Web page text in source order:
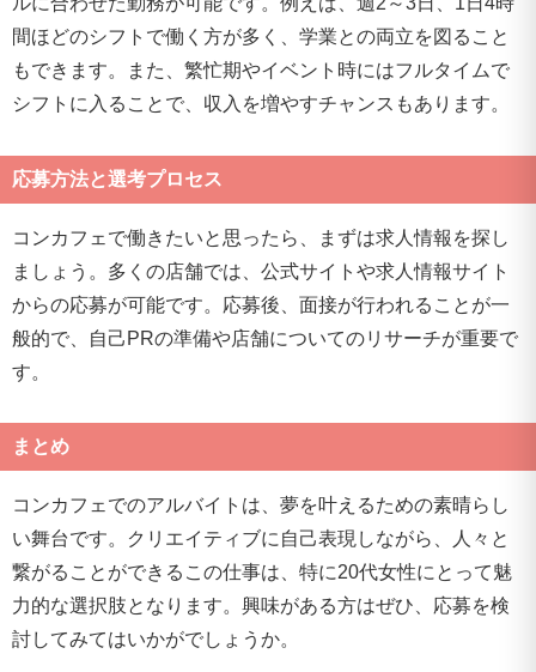
間ほどのシフトで働く方が多く、学業との両立を図ること
もできます。また、繁忙期やイベント時にはフルタイムで
シフトに入ることで、収入を増やすチャンスもあります。
応募方法と選考プロセス
コンカフェで働きたいと思ったら、まずは求人情報を探し
ましょう。多くの店舗では、公式サイトや求人情報サイト
からの応募が可能です。応募後、面接が行われることが一
般的で、自己PRの準備や店舗についてのリサーチが重要で
す。
まとめ
コンカフェでのアルバイトは、夢を叶えるための素晴らし
い舞台です。クリエイティブに自己表現しながら、人々と
繋がることができるこの仕事は、特に20代女性にとって魅
力的な選択肢となります。興味がある方はぜひ、応募を検
討してみてはいかがでしょうか。